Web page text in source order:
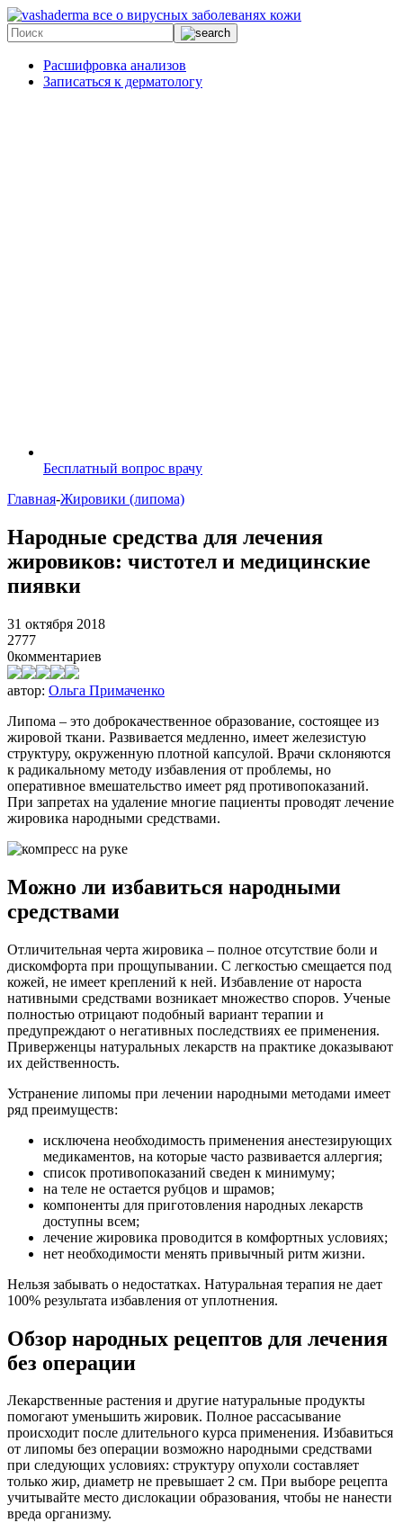
все о вирусных заболеванях кожи
Расшифровка анализов
Записаться к дерматологу
Бесплатный вопрос врачу
Главная-Жировики (липома)
Народные средства для лечения
жировиков: чистотел и медицинские
пиявки
31 октября 2018
2777
0комментариев
автор: Ольга Примаченко
Липома – это доброкачественное образование, состоящее из
жировой ткани. Развивается медленно, имеет железистую
структуру, окруженную плотной капсулой. Врачи склоняются
к радикальному методу избавления от проблемы, но
оперативное вмешательство имеет ряд противопоказаний.
При запретах на удаление многие пациенты проводят лечение
жировика народными средствами.
Можно ли избавиться народными
средствами
Отличительная черта жировика – полное отсутствие боли и
дискомфорта при прощупывании. С легкостью смещается под
кожей, не имеет креплений к ней. Избавление от нароста
нативными средствами возникает множество споров. Ученые
полностью отрицают подобный вариант терапии и
предупреждают о негативных последствиях ее применения.
Приверженцы натуральных лекарств на практике доказывают
их действенность.
Устранение липомы при лечении народными методами имеет
ряд преимуществ:
исключена необходимость применения анестезирующих
медикаментов, на которые часто развивается аллергия;
список противопоказаний сведен к минимуму;
на теле не остается рубцов и шрамов;
компоненты для приготовления народных лекарств
доступны всем;
лечение жировика проводится в комфортных условиях;
нет необходимости менять привычный ритм жизни.
Нельзя забывать о недостатках. Натуральная терапия не дает
100% результата избавления от уплотнения.
Обзор народных рецептов для лечения
без операции
Лекарственные растения и другие натуральные продукты
помогают уменьшить жировик. Полное рассасывание
происходит после длительного курса применения. Избавиться
от липомы без операции возможно народными средствами
при следующих условиях: структуру опухоли составляет
только жир, диаметр не превышает 2 см. При выборе рецепта
учитывайте место дислокации образования, чтобы не нанести
вреда организму.